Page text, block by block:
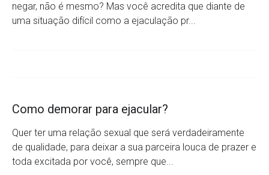
negar, não é mesmo? Mas você acredita que diante de
uma situação difícil como a ejaculação pr...
Como demorar para ejacular?
Quer ter uma relação sexual que será verdadeiramente
de qualidade, para deixar a sua parceira louca de prazer e
toda excitada por você, sempre que...